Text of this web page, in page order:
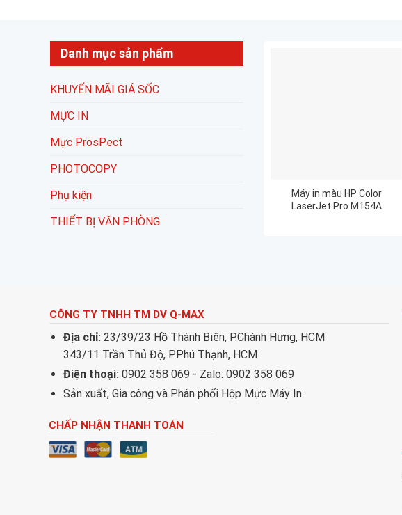
Danh mục sản phẩm
KHUYẾN MÃI GIÁ SỐC
MỰC IN
Mực ProsPect
PHOTOCOPY
Phụ kiện
THIẾT BỊ VĂN PHÒNG
Máy in màu HP Color
LaserJet Pro M154A
CÔNG TY TNHH TM DV Q-MAX
Địa chỉ: 23/39/23 Hồ Thành Biên, P.Chánh Hưng, HCM
343/11 Trần Thủ Độ, P.Phú Thạnh, HCM
Điện thoại: 0902 358 069 - Zalo: 0902 358 069
Sản xuất, Gia công và Phân phối Hộp Mực Máy In
CHẤP NHẬN THANH TOÁN